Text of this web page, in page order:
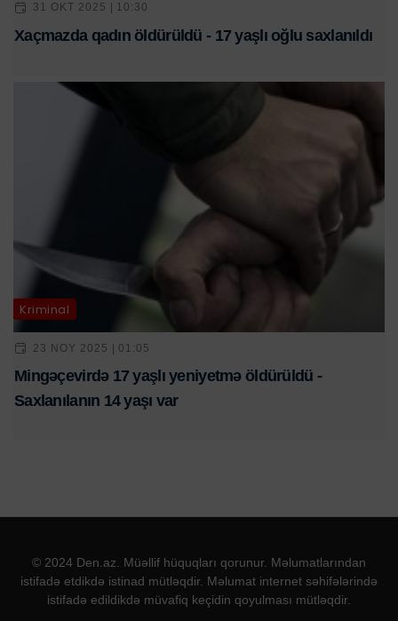
31 OKT 2025 | 10:30
Xaçmazda qadın öldürüldü - 17 yaşlı oğlu saxlanıldı
Kriminal
23 NOY 2025 | 01:05
Mingəçevirdə 17 yaşlı yeniyetmə öldürüldü -
Saxlanılanın 14 yaşı var
© 2024 Den.az. Müəllif hüquqları qorunur. Məlumatlarından
istifadə etdikdə istinad mütləqdir. Məlumat internet səhifələrində
istifadə edildikdə müvafiq keçidin qoyulması mütləqdir.